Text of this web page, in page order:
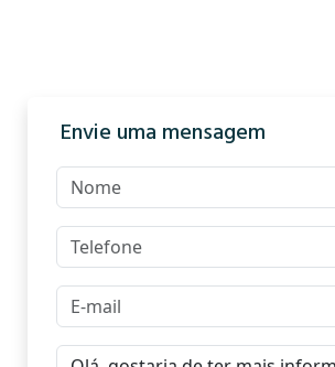
Envie uma mensagem